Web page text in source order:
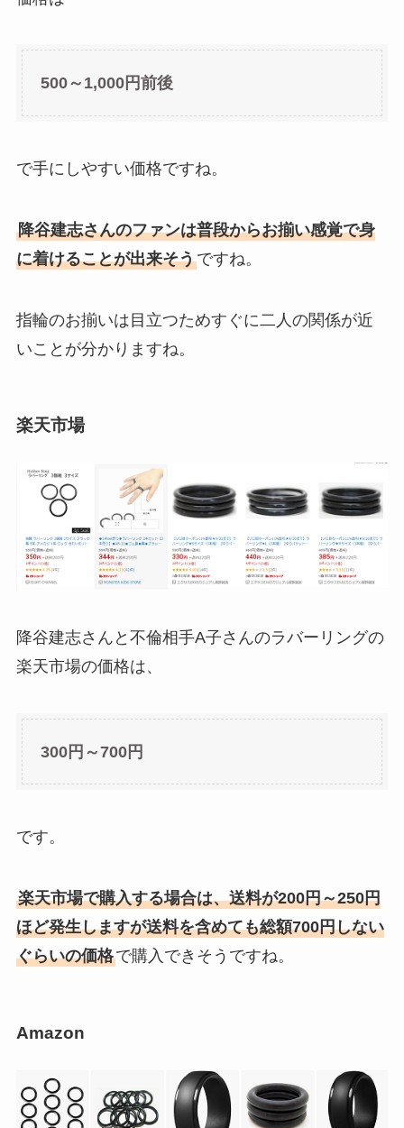
500～1,000円前後
で手にしやすい価格ですね。
降谷建志さんのファンは普段からお揃い感覚で身
に着けることが出来そうですね。
指輪のお揃いは目立つためすぐに二人の関係が近
いことが分かりますね。
楽天市場
降谷建志さんと不倫相手A子さんのラバーリングの
楽天市場の価格は、
300円～700円
です。
楽天市場で購入する場合は、送料が200円～250円
ほど発生しますが送料を含めても総額700円しない
ぐらいの価格で購入できそうですね。
Amazon